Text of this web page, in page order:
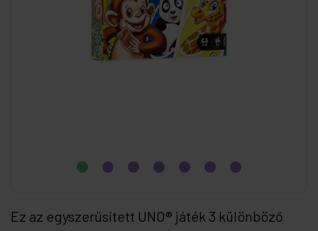
Ez az egyszerűsített UNO® játék 3 különböző